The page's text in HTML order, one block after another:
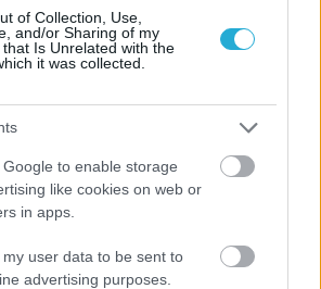
of Collection, Use,
and/or Sharing of my
Is Unrelated with the
it was collected.
to enable storage
like cookies on web or
in apps.
user data to be sent to
advertising purposes.